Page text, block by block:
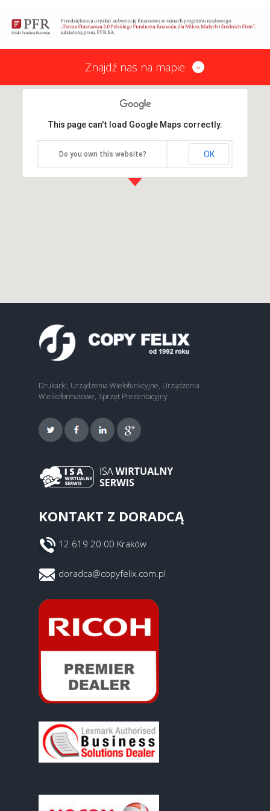
Znajdź nas na mapie
This page can't load Google Maps correctly.
Do you own this website? OK
Drukarki, Urządzenia Wielofunkcyjne, Urządzenia
Wielkoformatowe, Sprzęt Prezentacyjny
KONTAKT Z DORADCĄ
12 619 20 00 Kraków
doradca@copyfelix.com.pl